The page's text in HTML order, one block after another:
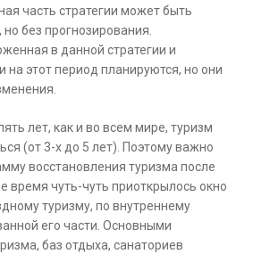
часть стратегии может быть
без прогнозирования.
в данной стратегии и
на этот период планируются, но они
лет, как и во всем мире, туризм
(от 3-х до 5 лет). Поэтому важно
восстановления туризма после
время чуть-чуть приоткрылось окно
туризму, по внутреннему
его части. Основными
баз отдыха, санаториев